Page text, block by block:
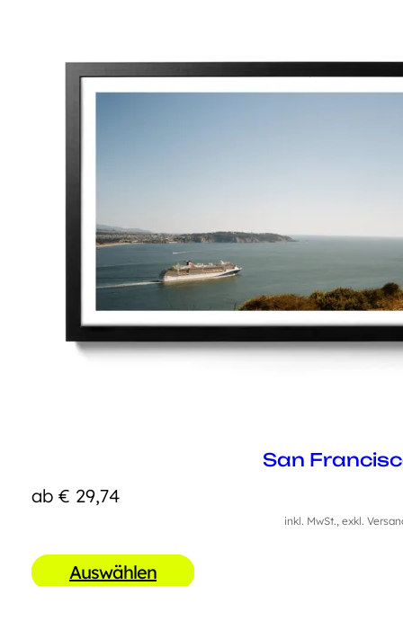
San
ab € 29,74
inkl. MwSt., exkl.
Auswählen